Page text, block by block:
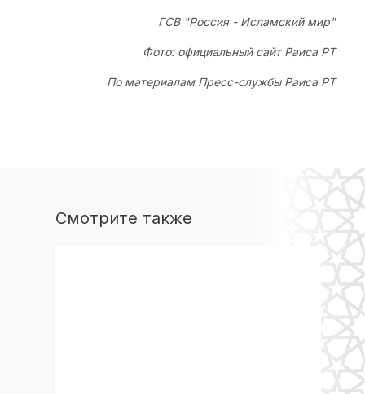
ГСВ "Россия - Исламский мир"
Фото: официальный сайт Раиса РТ
По материалам Пресс-службы Раиса РТ
Смотрите также